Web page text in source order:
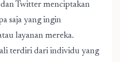
Twitter menciptakan
saja yang ingin
layanan mereka.
terdiri dari individu yang